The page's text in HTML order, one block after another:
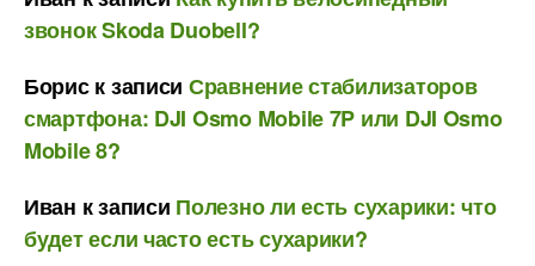
звонок Skoda Duobell?
Бориск записи Сравнение стабилизаторов
смартфона: DJI Osmo Mobile 7P или DJI Osmo
Mobile 8?
Иван к записи Полезно ли есть сухарики: что
будет если часто есть сухарики?